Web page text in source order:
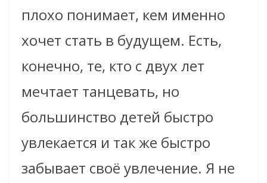
плохо понимает, кем именно
хочет стать в будущем. Есть,
конечно, те, кто с двух лет
мечтает танцевать, но
большинство детей быстро
увлекается и так же быстро
забывает своё увлечение. Я не